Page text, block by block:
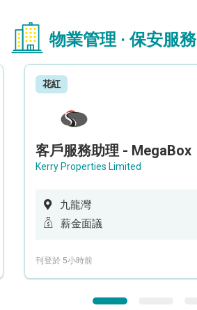
物業管理 · 保安服務
花紅
客戶服務助理 - MegaBox
Kerry Properties Limited
九龍灣
薪金面議
刊登於 5小時前